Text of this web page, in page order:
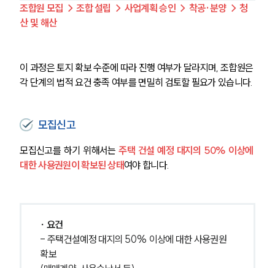
조합원 모집 → 조합 설립 → 사업계획 승인 → 착공·분양 → 청
산 및 해산
이 과정은 토지 확보 수준에 따라 진행 여부가 달라지며, 조합원은
각 단계의 법적 요건 충족 여부를 면밀히 검토할 필요가 있습니다.
모집신고
모집신고를 하기 위해서는 주택 건설 예정 대지의 50% 이상에
대한 사용권원이 확보된 상태여야 합니다.
∙ 요건
- 주택건설예정 대지의 50% 이상에 대한 사용권원
확보